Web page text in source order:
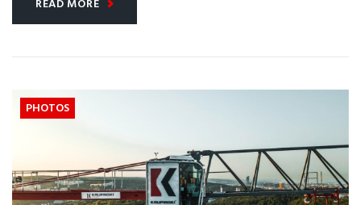
READ MORE
PHOTOS